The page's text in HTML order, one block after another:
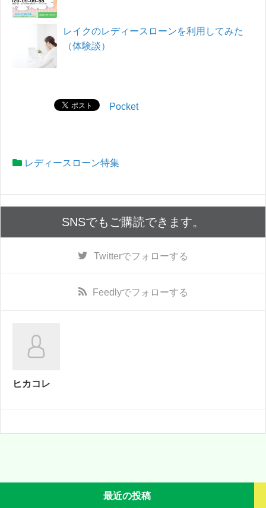
レイクのレディースローンを利用してみた
（体験談）
Pocket
レディースローン特集
SNSでもご購読できます。
Twitterでフォローする
Feedlyでフォローする
ヒカコレ
最近の投稿